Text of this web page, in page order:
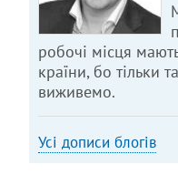
робочі місця
країни, бо тільки
виживемо.
Усі дописи блогів